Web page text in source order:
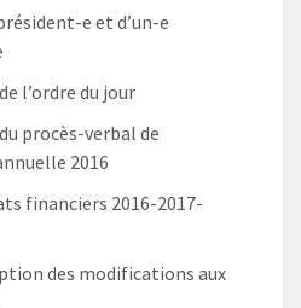
e et d’un-e
l’ordre du jour
procès-verbal de
2016
financiers 2016-2017-
des modifications aux